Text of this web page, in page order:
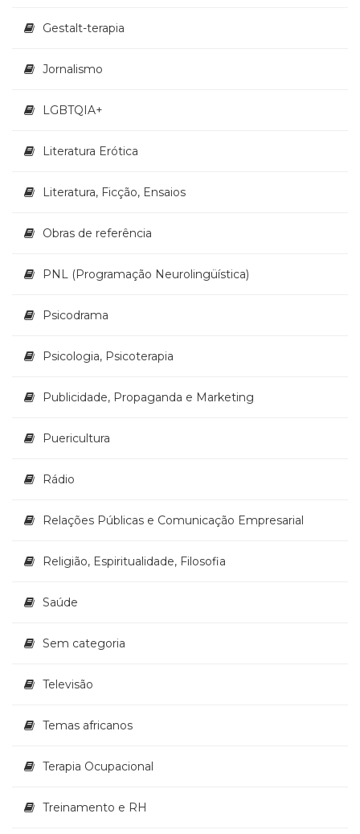
(22)
africanos
Ocupacional
Treinamento
RH
(1)
Prática
Gestalt-terapia
Jornalismo
LGBTQIA+
Literatura Erótica
Literatura, Ficção, Ensaios
Obras de referência
PNL (Programação Neurolingüística)
Psicodrama
Psicologia, Psicoterapia
Publicidade, Propaganda e Marketing
Puericultura
Rádio
Relações Públicas e Comunicação Empresarial
Religião, Espiritualidade, Filosofia
Saúde
Sem categoria
Televisão
Temas africanos
Terapia Ocupacional
Treinamento e RH